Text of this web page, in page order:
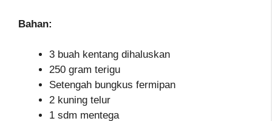
Bahan:
3 buah kentang dihaluskan
250 gram terigu
Setengah bungkus fermipan
2 kuning telur
1 sdm mentega